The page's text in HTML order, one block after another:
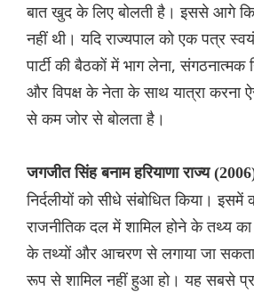
बात खुद के लिए बोलती है। इससे आगे
नहीं थी। यदि राज्यपाल को एक पत्र
पार्टी की बैठकों में भाग लेना, संगठनात्मक
और विपक्ष के नेता के साथ यात्रा
से कम जोर से बोलता है।
जगजीत सिंह बनाम हरियाणा राज्य
निर्दलीयों को सीधे संबोधित किया। इसमें
राजनीतिक दल में शामिल होने के तथ्य
के तथ्यों और आचरण से लगाया जा
रूप से शामिल नहीं हुआ हो। यह सबसे